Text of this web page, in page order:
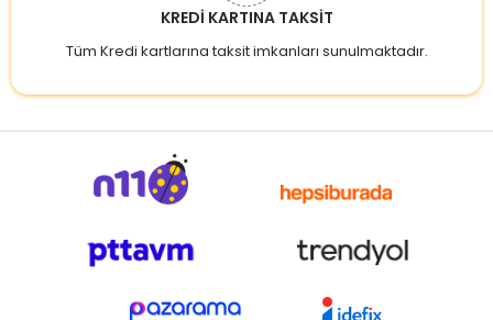
KREDİ KARTINA TAKSİT
Tüm Kredi kartlarına taksit imkanları sunulmaktadır.